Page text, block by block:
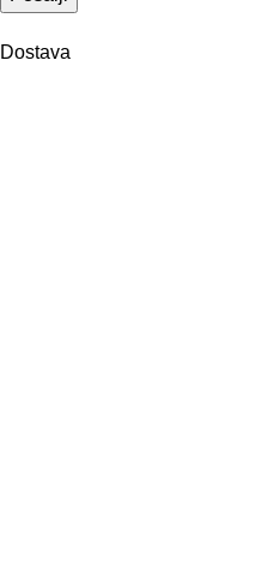
Dostava